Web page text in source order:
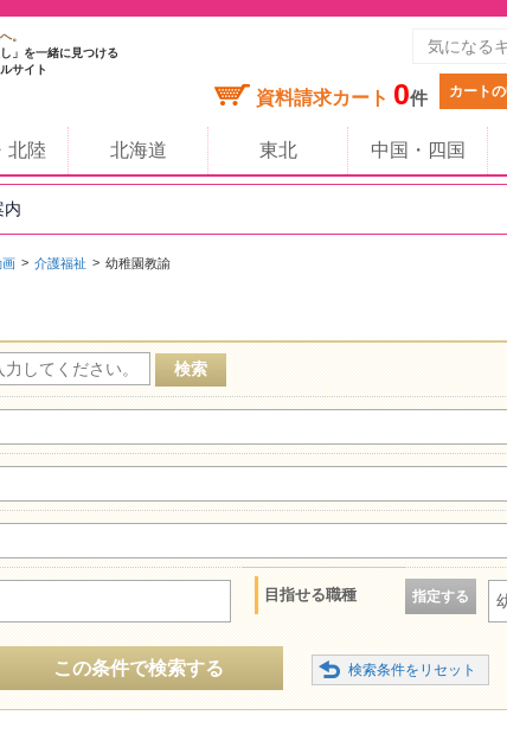
。
」を一緒に見つける
サイト
資料請求カート 0件 カート
北陸 北海道 東北 中国・四国
内
画 介護福祉 幼稚園教諭
目指せる職種 指定する
この条件で検索する